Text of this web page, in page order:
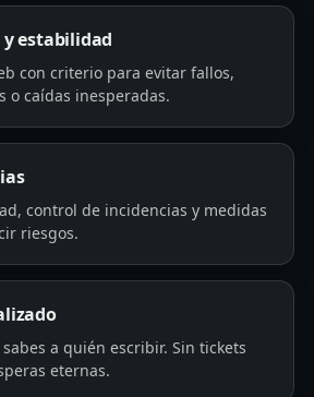
estabilidad
con criterio para evitar fallos,
o caídas inesperadas.
control de incidencias y medidas
riesgos.
a quién escribir. Sin tickets
eternas.